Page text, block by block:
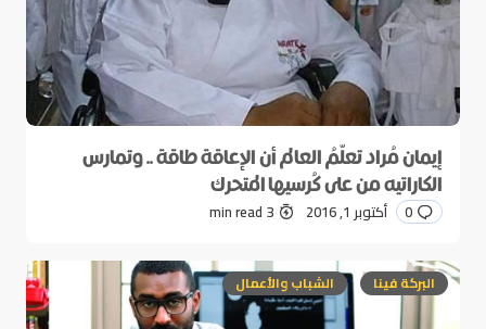
إيمان مُراد تعلّمُ العالم أن الإعاقة طاقة .. وتمارس
الكاراتيه من على كُرسيها المتحرك
0 أكتوبر 1, 2016 3 min read
البركة فينا الشباب والأعمال